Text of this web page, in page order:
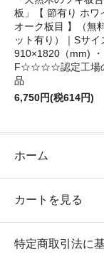
板」【 節有り ホワ
オーク板目 】（無
ット有り）｜Sサイ
910×1820（mm) ・
F☆☆☆☆認定工場
品
6,750円(税614円)
ホーム
カートを見る
特定商取引法に